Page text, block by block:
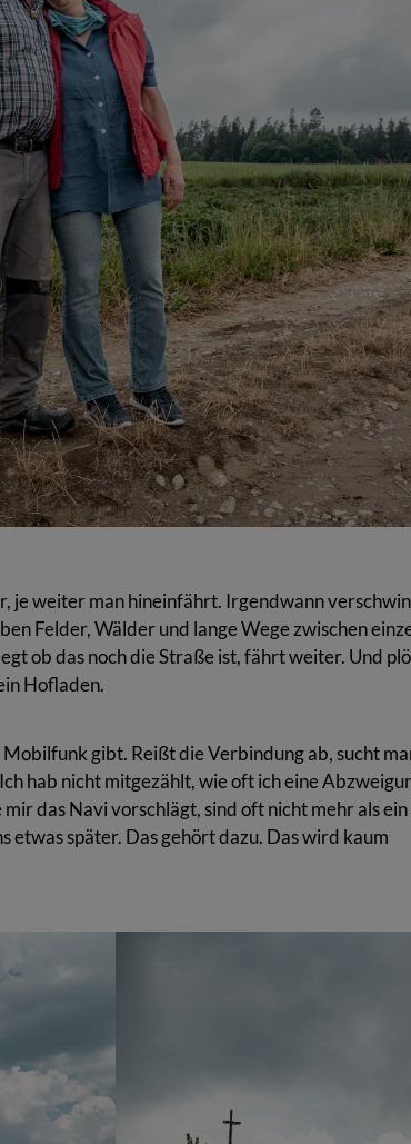
Lieferservice sowie einen Hofladen an, der freitags
je weiter man hineinfährt. Irgendwann
Felder, Wälder und lange Wege zwischen
ob das noch die Straße ist, fährt weiter. Und
Hofladen.
gibt. Reißt die Verbindung ab, sucht
hab nicht mitgezählt, wie oft ich eine
das Navi vorschlägt, sind oft nicht mehr als
etwas später. Das gehört dazu. Das wird kaum